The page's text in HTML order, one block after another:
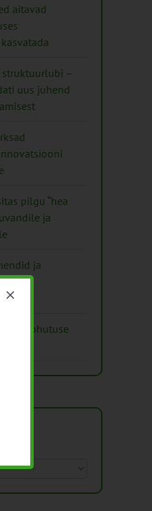
aitavad
–
uus juhend
pilgu “hea
ja
ja
toiduohutuse